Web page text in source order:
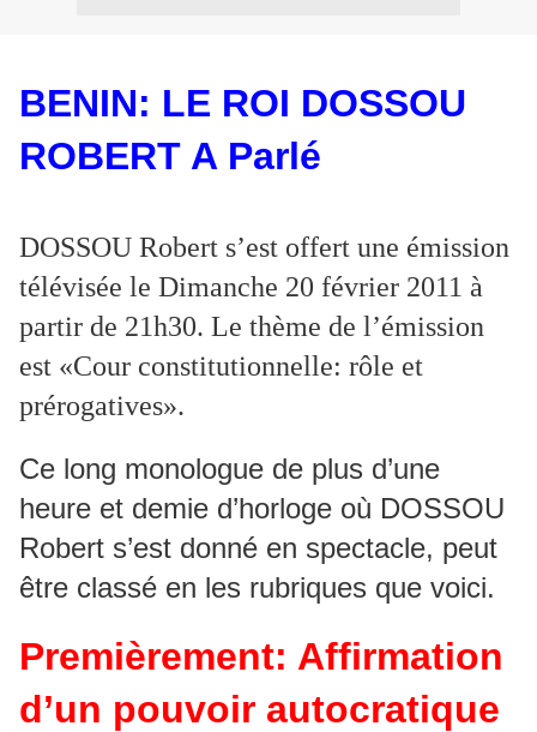
BENIN: LE ROI DOSSOU
ROBERT A Parlé
DOSSOU Robert s’est offert une émission
télévisée le Dimanche 20 février 2011 à
partir de 21h30. Le thème de l’émission
est «Cour constitutionnelle: rôle et
prérogatives».
Ce long monologue de plus d’une
heure et demie d’horloge où DOSSOU
Robert s’est donné en spectacle, peut
être classé en les rubriques que voici.
Premièrement: Affirmation
d’un pouvoir autocratique